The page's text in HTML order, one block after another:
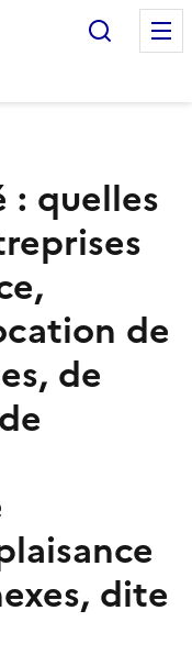
: quelles
de
de
dite